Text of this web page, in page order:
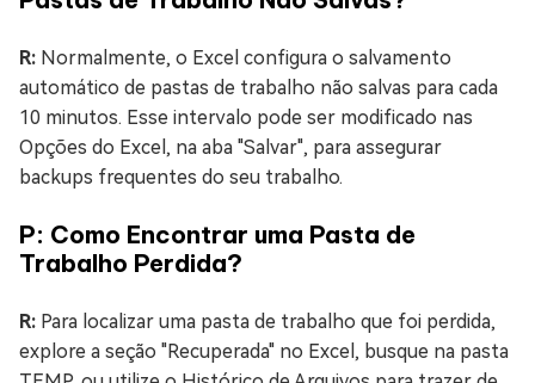
R: Normalmente, o Excel configura o salvamento
automático de pastas de trabalho não salvas para cada
10 minutos. Esse intervalo pode ser modificado nas
Opções do Excel, na aba "Salvar", para assegurar
backups frequentes do seu trabalho.
P: Como Encontrar uma Pasta de
Trabalho Perdida?
R: Para localizar uma pasta de trabalho que foi perdida,
explore a seção "Recuperada" no Excel, busque na pasta